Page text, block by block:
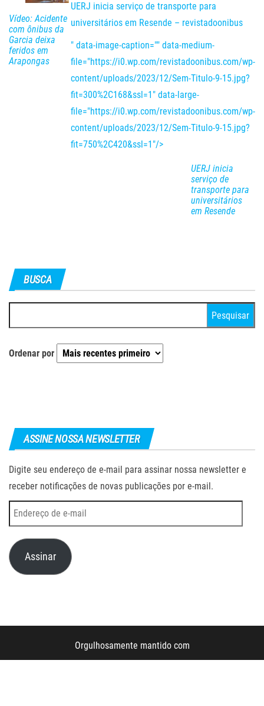
Vídeo: Acidente
com ônibus da
Garcia deixa
feridos em
Arapongas
UERJ inicia serviço de transporte para
universitários em Resende – revistadoonibus
" data-image-caption="" data-medium-
file="https://i0.wp.com/revistadoonibus.com/wp-
content/uploads/2023/12/Sem-Titulo-9-15.jpg?
fit=300%2C168&ssl=1" data-large-
file="https://i0.wp.com/revistadoonibus.com/wp-
content/uploads/2023/12/Sem-Titulo-9-15.jpg?
fit=750%2C420&ssl=1"/>
UERJ inicia
serviço de
transporte para
universitários
em Resende
BUSCA
por:
Ordenar por
ASSINE NOSSA NEWSLETTER
Digite seu endereço de e-mail para assinar nossa newsletter e
receber notificações de novas publicações por e-mail.
Endereço
de
e-
mail Assinar
Orgulhosamente mantido com